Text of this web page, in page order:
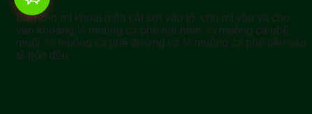
Bạn cho mì khoai môn cắt sợi vào tô, cho mì vào và cho
vào khoảng ¼ muỗng cà phê hạt nêm, ¼ muỗng cà phê
muối, ¼ muỗng cà phê đường và ½ muỗng cà phê tiêu vào
tô trộn đều.